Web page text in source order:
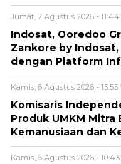
Jumat, 7 Agustus 2026 -
Indosat, Ooredoo
Zankore by Indosat,
dengan Platform
Kamis, 6 Agustus 2026 -
Komisaris
Produk UMKM
Kemanusiaan dan
Kamis, 6 Agustus 2026 -